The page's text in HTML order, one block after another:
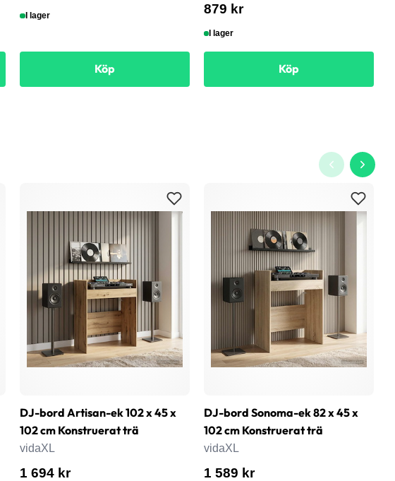
I lager
Köp
879 kr
I lager
Köp
DJ-bord Artisan-ek 102 x 45 x
102 cm Konstruerat trä
vidaXL
1 694 kr
DJ-bord Sonoma-ek 82 x 45 x
102 cm Konstruerat trä
vidaXL
1 589 kr